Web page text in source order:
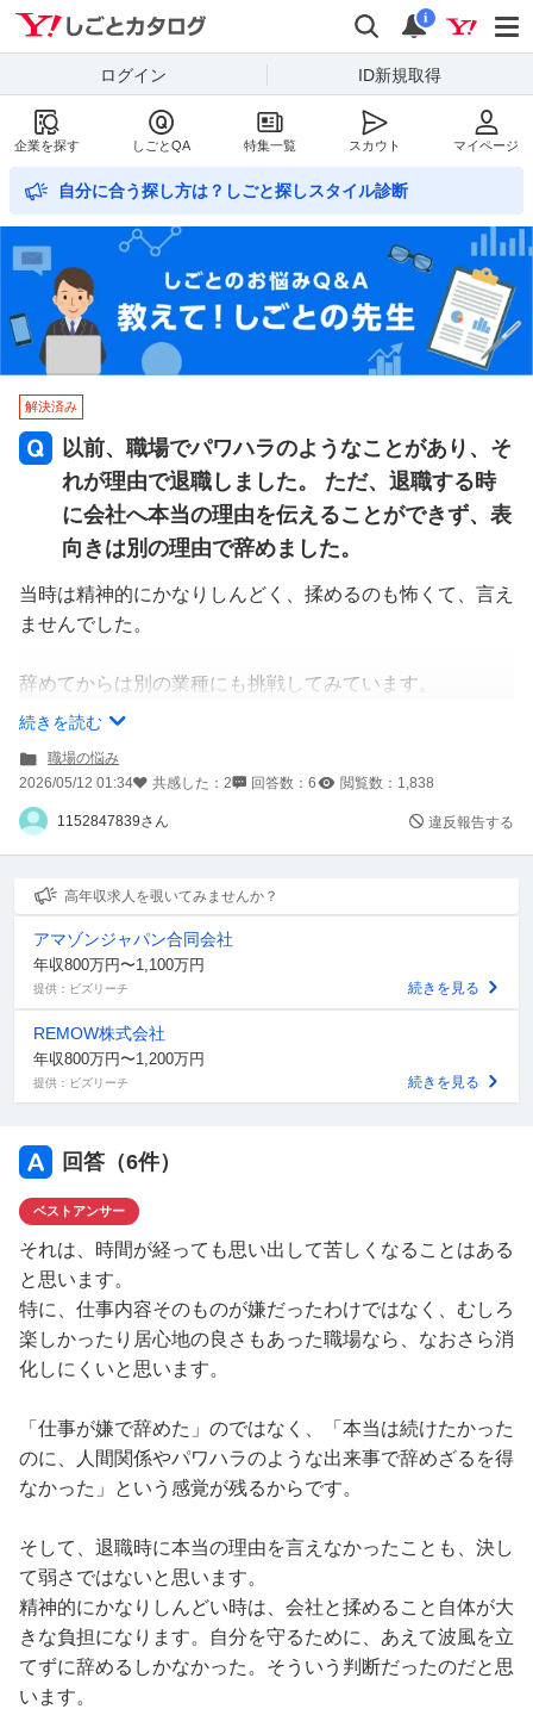
Yahoo!しごとカタログ
検索
通知
i
ログイン ID新規取得
企業を探す しごとQA 特集一覧 スカウト マイページ
自分に合う探し方は？しごと探しスタイル診断
解決済み
以前、職場でパワハラのようなことがあり、そ
れが理由で退職しました。 ただ、退職する時
に会社へ本当の理由を伝えることができず、表
向きは別の理由で辞めました。
当時は精神的にかなりしんどく、揉めるのも怖くて、言え
ませんでした。
辞めてからは別の業種にも挑戦してみています。
ただ、正直に言うと、前の仕事自体は楽しかったですし、
だからこそ、仕事内容が嫌で辞めたわけではなく、人間関
係やパワハラのような出来事で辞めることになったのが、
今でも引っかかっています。
時間は経っているのですが、ふとした時にそのことを思い
出して、負の感情が大きくなることがあります。
「あの時ちゃんと伝えておけばよかったのかな」「自分だ
けが我慢して終わった感じがする」と思ってしまいます。
今さら会社に何か言いたいというより、自分の中で消化し
きれていない感じです。
同じように、パワハラなどが原因で辞めたのに、本当の理
時間が経っても思い出して苦しくなるのは普通なのでしょ
うか？
続きを読む
職場の悩み
2026/05/12 01:34
共感した： 2 回答数： 6 閲覧数： 1,838
1152847839さん 違反報告する
高年収求人を覗いてみませんか？
アマゾンジャパン合同会社
年収800万円〜1,100万円
提供：ビズリーチ 続きを見る
REMOW株式会社
年収800万円〜1,200万円
提供：ビズリーチ 続きを見る
回答（6件）
ベストアンサー
それは、時間が経っても思い出して苦しくなることはある
と思います。
特に、仕事内容そのものが嫌だったわけではなく、むしろ
楽しかったり居心地の良さもあった職場なら、なおさら消
化しにくいと思います。
「仕事が嫌で辞めた」のではなく、「本当は続けたかった
のに、人間関係やパワハラのような出来事で辞めざるを得
なかった」という感覚が残るからです。
そして、退職時に本当の理由を言えなかったことも、決し
て弱さではないと思います。
精神的にかなりしんどい時は、会社と揉めること自体が大
きな負担になります。自分を守るために、あえて波風を立
てずに辞めるしかなかった。そういう判断だったのだと思
います。